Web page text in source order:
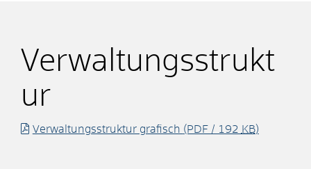
Verwaltungsstrukt
ur
Verwaltungsstruktur grafisch (PDF / 192 KB)